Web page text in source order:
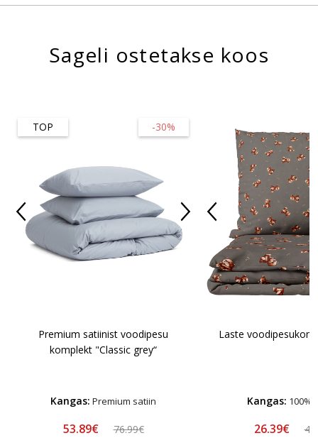
Sageli ostetakse koos
-30%
TOP
Premium satiinist voodipesu
komplekt "Classic grey“
Kangas: Premium satiin
53.89€ 76.99€
Laste
Kangas: 100%
26.39€